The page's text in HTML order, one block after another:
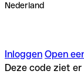
Nederland
Inloggen Open
Deze code ziet